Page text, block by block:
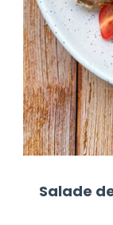
Salade